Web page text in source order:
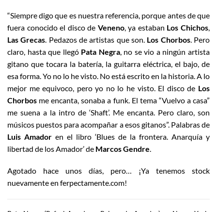
“Siempre digo que es nuestra referencia, porque antes de que
fuera conocido el disco de Veneno, ya estaban Los Chichos
Las Grecas . Pedazos de artistas que son. Los Chorbos. Pero
claro, hasta que llegó Pata Negra, no se vio a ningún artista
gitano que tocara la batería, la guitarra eléctrica, el bajo, de
esa forma. Yo no lo he visto. No está escrito en la historia. A lo
mejor me equivoco, pero yo no lo he visto. El disco de Los
Chorbos me encanta, sonaba a funk. El tema “Vuelvo a casa”
me suena a la intro de ‘Shaft’. Me encanta. Pero claro, son
músicos puestos para acompañar a esos gitanos”. Palabras de
Luis Amador en el libro ‘Blues de la frontera. Anarquía y
libertad de los Amador’ de Marcos Gendre
Agotado hace unos días, pero… ¡Ya tenemos stock
nuevamente en ferpectamente.com!